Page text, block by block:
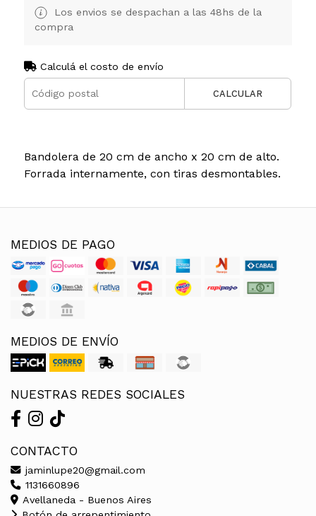
Los envios se despachan a las 48hs de la
compra
Calculá el costo de envío
CALCULAR
Bandolera de 20 cm de ancho x 20 cm de alto.
Forrada internamente, con tiras desmontables.
MEDIOS DE PAGO
MEDIOS DE ENVÍO
NUESTRAS REDES SOCIALES
CONTACTO
jaminlupe20@gmail.com
1131660896
Avellaneda - Buenos Aires